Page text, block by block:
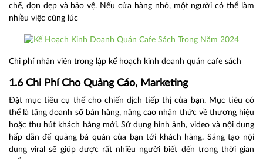
chế, dọn dẹp và bảo vệ. Nếu cửa hàng nhỏ, một người có thể làm
nhiều việc cùng lúc
Chi phí nhân viên trong lập kế hoạch kinh doanh quán cafe sách
1.6 Chi Phí Cho Quảng Cáo, Marketing
Đặt mục tiêu cụ thể cho chiến dịch tiếp thị của bạn. Mục tiêu có
thể là tăng doanh số bán hàng, nâng cao nhận thức về thương hiệu
hoặc thu hút khách hàng mới. Sử dụng hình ảnh, video và nội dung
hấp dẫn để quảng bá quán của bạn tới khách hàng. Sáng tạo nội
dung viral sẽ giúp được rất nhiều người biết đến trong thời gian